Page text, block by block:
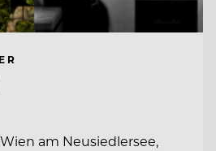
am Neusiedlersee,